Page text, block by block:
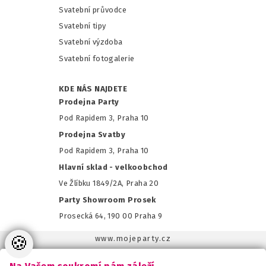
Svatební průvodce
Svatební tipy
Svatební výzdoba
Svatební fotogalerie
KDE NÁS NAJDETE
Prodejna Party
Pod Rapidem 3, Praha 10
Prodejna Svatby
Pod Rapidem 3, Praha 10
Hlavní sklad - velkoobchod
Ve Žlíbku 1849/2A, Praha 20
Party Showroom Prosek
Prosecká 64, 190 00 Praha 9
www.mojeparty.cz
🍪